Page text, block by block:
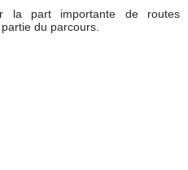
la part importante de routes
du parcours.